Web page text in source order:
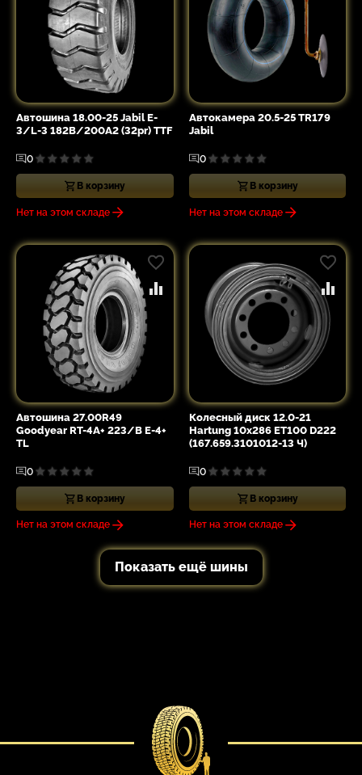
Автошина 18.00-25 Jabil E-
3/L-3 182B/200A2 (32pr) TTF
0
В корзину
Нет на этом складе
Автокамера 20.5-25 TR179
Jabil
0
В корзину
Нет на этом складе
Автошина 27.00R49
Goodyear RT-4A+ 223/B E-4+
TL
0
В корзину
Нет на этом складе
Колесный диск 12.0-21
Hartung 10x286 ET100 D222
(167.659.3101012-13 Ч)
0
В корзину
Нет на этом складе
Показать ещё шины